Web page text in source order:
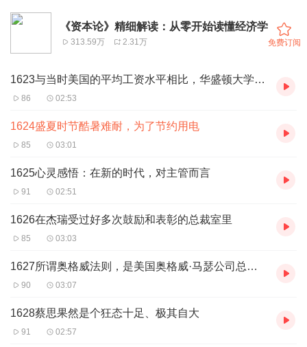
《资本论》精细解读：从零开始读懂经济学
313.59万 2.31万 免费订阅
1623与当时美国的平均工资水平相比，华盛顿大学教授们的工资要低20
86 02:53
1624盛夏时节酷暑难耐，为了节约用电
85 03:01
1625心灵感悟：在新的时代，对主管而言
91 02:51
1626在杰瑞受过好多次鼓励和表彰的总裁室里
85 03:03
1627所谓奥格威法则，是美国奥格威·马瑟公司总裁奥格威提出的
90 03:07
1628蔡思果然是个狂态十足、极其自大
91 02:57